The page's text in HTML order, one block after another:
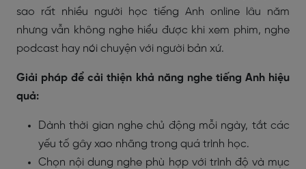
sao rất nhiều người học tiếng Anh online lâu năm
nhưng vẫn không nghe hiểu được khi xem phim, nghe
podcast hay nói chuyện với người bản xứ.
Giải pháp để cải thiện khả năng nghe tiếng Anh hiệu
quả:
Dành thời gian nghe chủ động mỗi ngày, tắt các
yếu tố gây xao nhãng trong quá trình học.
Chọn nội dung nghe phù hợp với trình độ và mục